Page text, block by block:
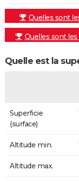
Quelles sont
Quelles sont
Quelle est la
Superficie
(surface)
Altitude min.
Altitude max.